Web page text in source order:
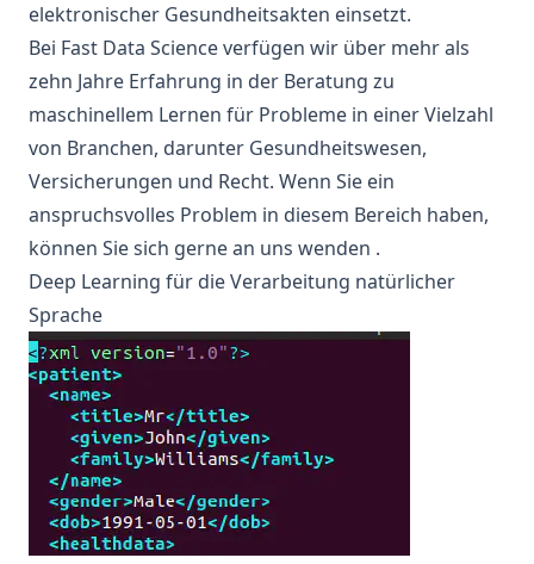
elektronischer Gesundheitsakten einsetzt.
Bei Fast Data Science verfügen wir über mehr als
zehn Jahre Erfahrung in der Beratung zu
maschinellem Lernen für Probleme in einer Vielzahl
von Branchen, darunter Gesundheitswesen,
Versicherungen und Recht. Wenn Sie ein
anspruchsvolles Problem in diesem Bereich haben,
können Sie sich gernean uns wenden .
Deep Learning für die Verarbeitung natürlicher
Sprache